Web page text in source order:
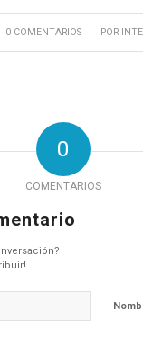
0 COMENTARIOS
/ POR
0
COMENTARIOS